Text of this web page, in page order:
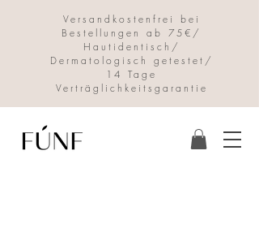
Versandkostenfrei bei
Bestellungen ab 75€/
Hautidentisch/
Dermatologisch getestet/
14 Tage
Verträglichkeitsgarantie